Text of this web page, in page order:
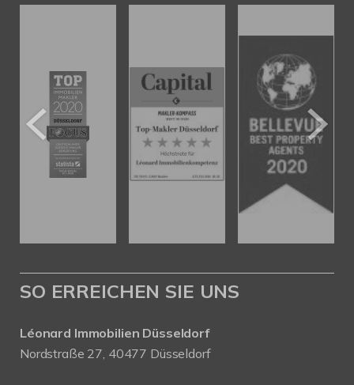
SO ERREICHEN SIE UNS
Léonard Immobilien Düsseldorf
Nordstraße 27, 40477 Düsseldorf